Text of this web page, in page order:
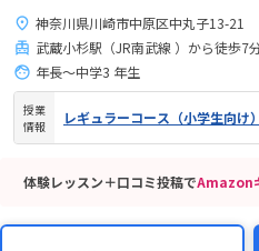
神奈川県川崎市中原区中丸子13-21
武蔵小杉駅（JR南武線 ）から徒歩7
年長～中学3 年生
授業
情報
レギュラーコース（小学生向け）
体験レッスン＋口コミ投稿でAmazon